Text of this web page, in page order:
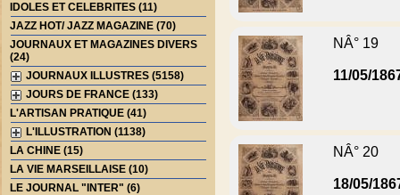
IDOLES ET CELEBRITES (11)
JAZZ HOT/ JAZZ MAGAZINE (70)
JOURNAUX ET MAGAZINES DIVERS
(24)
JOURNAUX ILLUSTRES (5158)
JOURS DE FRANCE (133)
L'ARTISAN PRATIQUE (41)
L'ILLUSTRATION (1138)
LA CHINE (15)
LA VIE MARSEILLAISE (10)
LE JOURNAL "INTER" (6)
NÂ° 19
11/05/
NÂ° 20
18/05/